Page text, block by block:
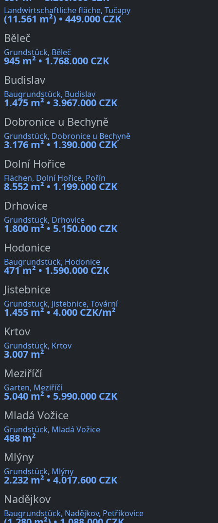
Landwirtschaftliche fläche, Tučapy
(11.561 m²) • 449.000 CZK
Běleč
Grundstück, Běleč
945 m² • 1.768.000 CZK
Budislav
Baugrundstück, Budislav
1.475 m² • 3.967.000 CZK
Dobronice u Bechyně
Grundstück, Dobronice u Bechyně
3.176 m² • 1.390.000 CZK
Dolní Hořice
Flächen, Dolní Hořice, Pořín
8.552 m² • 1.199.000 CZK
Drhovice
Grundstück, Drhovice
1.800 m² • 5.150.000 CZK
Hodonice
Baugrundstück, Hodonice
471 m² • 1.590.000 CZK
Jistebnice
Grundstück, Jistebnice, Tovární
1.455 m² • 4.000 CZK/m²
Krtov
Grundstück, Krtov
3.007 m²
Meziříčí
Garten, Meziříčí
5.040 m² • 5.990.000 CZK
Mladá Vožice
Grundstück, Mladá Vožice
488 m²
Mlýny
Grundstück, Mlýny
2.232 m² • 4.017.600 CZK
Nadějkov
Baugrundstück, Nadějkov, Petříkovice